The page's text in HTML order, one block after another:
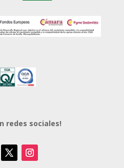
redes sociales!